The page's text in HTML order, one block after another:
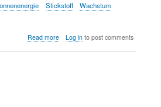
Stickstoff
Wachstum
Read moreabout
Log into post comments